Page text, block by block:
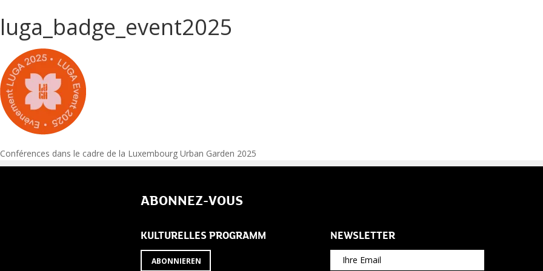
luga_badge_event2025
Post
Conférences dans le cadre de la Luxembourg Urban Garden 2025
ABONNEZ-VOUS
KULTURELLES PROGRAMM
ABONNIEREN
NEWSLETTER
Ihre Email